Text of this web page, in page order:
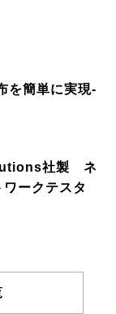
を簡単に実現-
社製 ネ
ークテスタ